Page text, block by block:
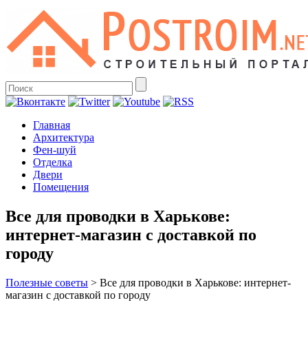
Главная
Архитектура
Фен-шуй
Отделка
Двери
Помещения
Все для проводки в Харькове:
интернет-магазин с доставкой по
городу
Полезные советы > Все для проводки в Харькове: интернет-
магазин с доставкой по городу